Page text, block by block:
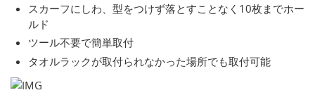
スカーフにしわ、型をつけず落とすことなく10枚までホー
ルド
ツール不要で簡単取付
タオルラックが取付られなかった場所でも取付可能